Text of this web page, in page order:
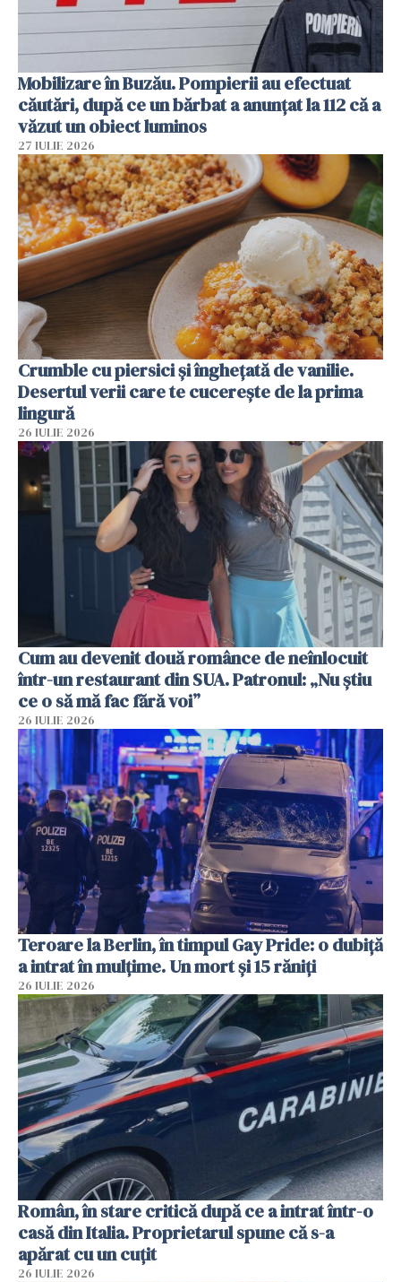
Mobilizare în Buzău. Pompierii au efectuat
căutări, după ce un bărbat a anunțat la 112 că a
văzut un obiect luminos
27 IULIE 2026
Crumble cu piersici și înghețată de vanilie.
Desertul verii care te cucerește de la prima
lingură
26 IULIE 2026
Cum au devenit două românce de neînlocuit
într-un restaurant din SUA. Patronul: „Nu știu
ce o să mă fac fără voi”
26 IULIE 2026
Teroare la Berlin, în timpul Gay Pride: o dubiță
a intrat în mulțime. Un mort și 15 răniți
26 IULIE 2026
Român, în stare critică după ce a intrat într-o
casă din Italia. Proprietarul spune că s-a
apărat cu un cuțit
26 IULIE 2026